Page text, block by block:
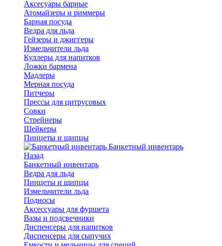
Аксесуары барные
Атомайзеры и риммеры
Барная посуда
Ведра для льда
Гейзеры и джиггеры
Измельчители льда
Куллеры для напитков
Ложки бармена
Мадлеры
Мерная посуда
Питчеры
Прессы для цитрусовых
Совки
Стрейнеры
Шейкеры
Пинцеты и щипцы
Банкетный инвентарь
Назад
Банкетный инвентарь
Ведра для льда
Пинцеты и щипцы
Измельчители льда
Подносы
Аксессуары для фуршета
Вазы и подсвечники
Диспенсеры для напитков
Диспенсеры для сыпучих